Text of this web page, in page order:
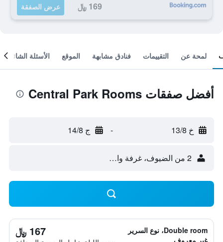
169 ﷼ عرض الصفقة
لمحة عن التقييمات فنادق مشابهة الموقع الأسئلة الشائعة
أفضل صفقات Central Park Rooms
خ 13/8 - ج 14/8
2 من الضيوف، غرفة واحدة
Double room، نوع السرير
غير معروف
167 ﷼